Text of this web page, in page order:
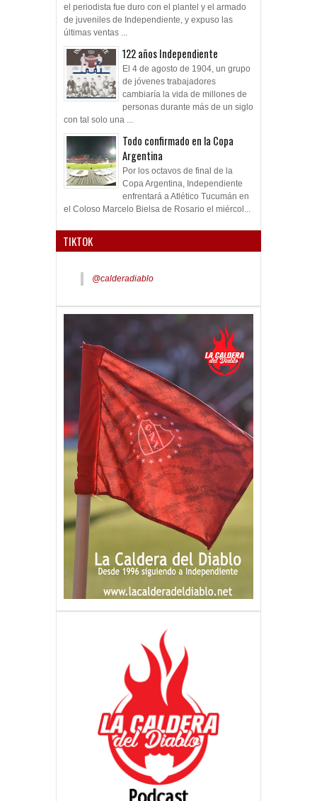
el periodista fue duro con el plantel y el armado
de juveniles de Independiente, y expuso las
últimas ventas ...
122 años Independiente
El 4 de agosto de 1904, un grupo
de jóvenes trabajadores
cambiaría la vida de millones de
personas durante más de un siglo
con tal solo una ...
Todo confirmado en la Copa
Argentina
Por los octavos de final de la
Copa Argentina, Independiente
enfrentará a Atlético Tucumán en
el Coloso Marcelo Bielsa de Rosario el miércol...
TIKTOK
@calderadiablo